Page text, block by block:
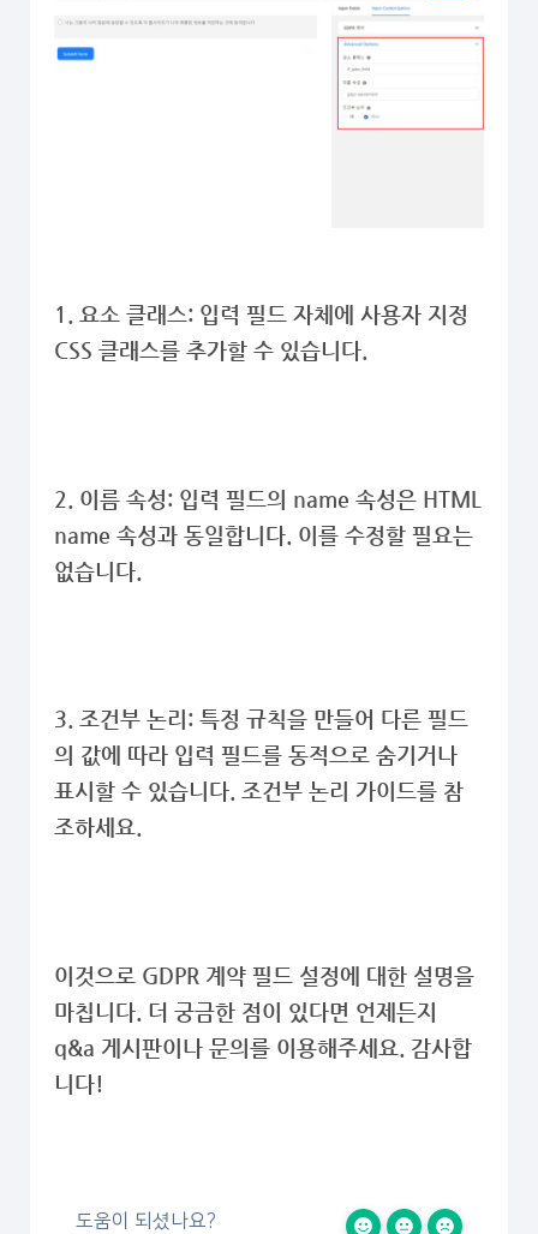
1. 요소 클래스: 입력 필드 자체에 사용자 지정
CSS 클래스를 추가할 수 있습니다.
2. 이름 속성: 입력 필드의 name 속성은 HTML
name 속성과 동일합니다. 이를 수정할 필요는
없습니다.
3. 조건부 논리: 특정 규칙을 만들어 다른 필드
의 값에 따라 입력 필드를 동적으로 숨기거나
표시할 수 있습니다. 조건부 논리 가이드를 참
조하세요.
이것으로 GDPR 계약 필드 설정에 대한 설명을
마칩니다. 더 궁금한 점이 있다면 언제든지
q&a 게시판이나 문의를 이용해주세요. 감사합
니다!
도움이 되셨나요?